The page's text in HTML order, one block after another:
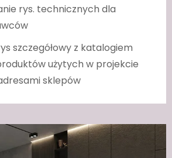
rys. technicznych dla
szczegółowy z katalogiem
użytych w projekcie
sklepów